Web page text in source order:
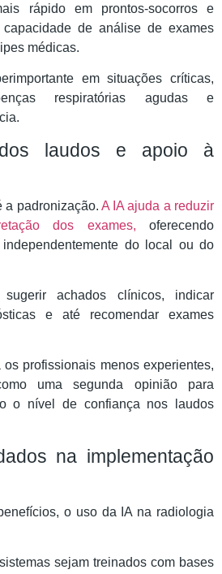
rápido em prontos-socorros e
de análise de exames
médicas.
em situações críticas,
respiratórias agudas e
dos laudos e apoio à
a padronização. A IA ajuda a reduzir
dos exames, oferecendo
do local ou do
achados clínicos, indicar
e até recomendar exames
os profissionais menos experientes,
uma segunda opinião para
o nível de confiança nos laudos
na implementação
o uso da IA na radiologia
sejam treinados com bases